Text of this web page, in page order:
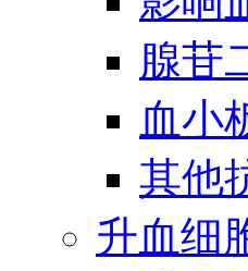
腺苷
血小
其他
升血细